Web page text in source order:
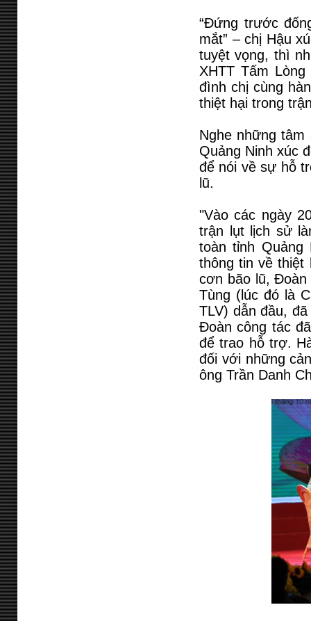
“Đứng trước
mắt” – chị Hậu
tuyệt vọng, thì
XHTT Tấm
đình chị cùng
thiệt hại trong
Nghe những
Quảng Ninh xúc
để nói về sự hỗ
lũ.
"Vào các ngày
trận lụt lịch sử
toàn tỉnh
thông tin về thiệt
cơn bão lũ, Đoàn
Tùng (lúc đó là
TLV) dẫn đầu,
Đoàn công tác
để trao hỗ trợ.
đối với những
ông Trần Danh